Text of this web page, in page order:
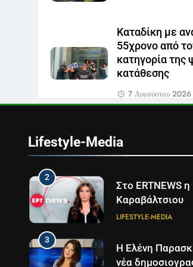
Καταδίκη με
55χρονο από
κατηγορία της
κατάθεσης
7 Αυγούστου 2026
Lifestyle-Media
LIFESTYLE-MEDIA
Καθημερινή και
Times μαζί σε
συνδρομητική
LIFESTYLE-MEDIA
24
LIFESTYLE-MEDIA
2
Στο ERTNEWS η
Καραβάλτσιου
LIFESTYLE-MEDIA
3
Η Ελένη
νέα